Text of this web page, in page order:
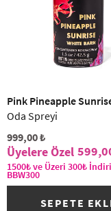
Pink Pineapple
Oda Spreyi
999,00 ₺
1500₺ ve Üzeri 300₺
BBW300
SEPETE